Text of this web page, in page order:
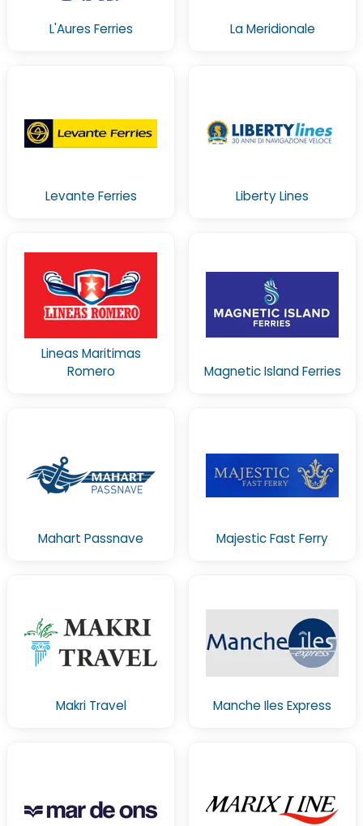
L'Aures Ferries La Meridionale
Levante Ferries Liberty Lines
Lineas Maritimas
Romero
Magnetic Island Ferries
Mahart Passnave Majestic Fast Ferry
Makri Travel Manche Iles Express